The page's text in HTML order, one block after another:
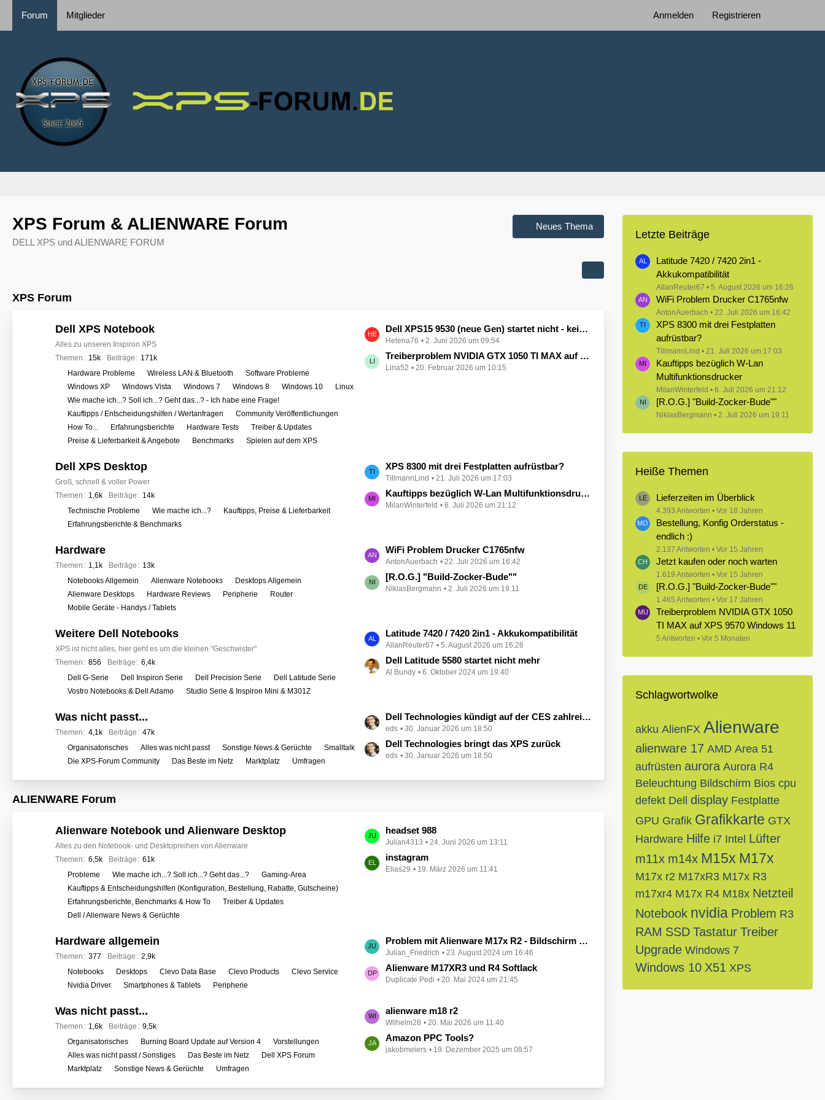
Forum Mitglieder Anmelden Registrieren
XPS Forum & ALIENWARE Forum
DELL XPS und ALIENWARE FORUM
Neues Thema
XPS Forum
Dell XPS Notebook
Alles zu unseren Inspiron XPS
Themen
15k Beiträge 171k
L
e
t
z
r
ä
g
e
Dell XPS15 9530 (neue Gen) startet nicht - kein booten, kein Licht - nichts tut sich - hat jemand eine Idee wie man ihn zum Leben erwecken könnte?
Helena76 2. Juni 2026 um 09:54
Treiberproblem NVIDIA GTX 1050 TI MAX auf XPS 9570 Windows 11
Lina52 20. Februar 2026 um 10:15
r
e
n
Hardware Probleme Wireless LAN & Bluetooth
Software Probleme
Windows XP
Windows Vista Windows 7 Windows 8 Windows 10
Linux
Wie mache ich...? Soll ich...? Geht das...? - Ich habe eine Frage!
Kauftipps / Entscheidungshilfen / Wertanfragen
Community Veröffentlichungen
How To...
Erfahrungsberichte Hardware Tests
Treiber & Updates
Preise & Lieferbarkeit & Angebote
Benchmarks Spielen auf dem XPS
Dell XPS Desktop
Groß, schnell & voller Power
Themen
1,6k Beiträge 14k
L
e
t
z
B
e
t
e
XPS 8300 mit drei Festplatten aufrüstbar?
TillmannLind 21. Juli 2026 um 17:03
Kauftipps bezüglich W-Lan Multifunktionsdrucker
MilanWinterfeld 6. Juli 2026 um 21:12
e
r
n
Technische Probleme Wie mache ich...?
Kauftipps, Preise & Lieferbarkeit
Erfahrungsberichte & Benchmarks
Hardware
Themen 1,1k Beiträge 13k
L
e
t
z
B
e
t
e
WiFi Problem Drucker C1765nfw
AntonAuerbach 22. Juli 2026 um 16:42
[R.O.G.] "Build-Zocker-Bude""
NiklasBergmann 2. Juli 2026 um 19:11
r
f
o
Notebooks Allgemein Alienware Notebooks
Desktops Allgemein
Alienware Desktops
Hardware Reviews Peripherie
Router
Mobile Geräte - Handys / Tablets
Weitere Dell Notebooks
XPS ist nicht alles, hier geht es um die kleinen "Geschwister"
Themen
856 Beiträge 6,4k
L
e
t
z
B
e
t
ä
Latitude 7420 / 7420 2in1 - Akkukompatibilität
AllanReuter67 5. August 2026 um 16:26
Dell Latitude 5580 startet nicht mehr
Al Bundy 6. Oktober 2024 um 19:40
e
r
n
Dell G-Serie Dell Inspiron Serie Dell Precision Serie
Dell Latitude Serie
Vostro Notebooks & Dell Adamo
Studio Serie & Inspiron Mini & M301Z
Was nicht passt...
Themen 4,1k Beiträge 47k
L
e
t
z
t
ä
Dell Technologies kündigt auf der CES zahlreiche Alienware-Neuheiten an
eds 30. Januar 2026 um 18:50
Dell Technologies bringt das XPS zurück
eds 30. Januar 2026 um 18:50
r
o
r
e
Organisatorisches Alles was nicht passt Sonstige News & Gerüchte
Smalltalk
Die XPS-Forum Community
Das Beste im Netz Marktplatz Umfragen
ALIENWARE Forum
Alienware Notebook und Alienware Desktop
Alles zu den Notebook- und Desktopreihen von Alienware
Themen
6,5k Beiträge 61k
L
e
t
z
t
r
ä
headset 988
Julian4313 24. Juni 2026 um 13:11
instagram
Elias29 19. März 2026 um 11:41
f
o
Probleme Wie mache ich...? Soll ich...? Geht das...?
Gaming-Area
Kauftipps & Entscheidungshilfen (Konfiguration, Bestellung, Rabatte, Gutscheine)
Erfahrungsberichte, Benchmarks & How To
Treiber & Updates
Dell / Alienware News & Gerüchte
Hardware allgemein
Themen 377 Beiträge 2,9k
L
e
t
z
e
B
e
i
ä
Problem mit Alienware M17x R2 - Bildschirm bleibt schwarz beim Start
Julian_Friedrich 23. August 2024 um 16:46
Alienware M17XR3 und R4 Softlack
Duplicate Pedi 20. Mai 2024 um 21:45
e
r
Notebooks Desktops Clevo Data Base Clevo Products
Clevo Service
Nvidia Driver
Smartphones & Tablets Peripherie
Was nicht passt...
Themen 1,6k Beiträge 9,5k
L
e
t
z
alienware m18 r2
Wilhelm28 20. Mai 2026 um 11:40
Amazon PPC Tools?
jakobmeiers 19. Dezember 2025 um 08:57
Organisatorisches Burning Board Update auf Version 4
Vorstellungen
Alles was nicht passt / Sonstiges
Das Beste im Netz
Dell XPS Forum
Marktplatz
Sonstige News & Gerüchte Umfragen
Letzte Beiträge
Latitude 7420 / 7420 2in1 -
Akkukompatibilität
AllanReuter67 5. August 2026 um 16:26
WiFi Problem Drucker C1765nfw
AntonAuerbach 22. Juli 2026 um 16:42
XPS 8300 mit drei Festplatten
aufrüstbar?
TillmannLind 21. Juli 2026 um 17:03
Kauftipps bezüglich W-Lan
Multifunktionsdrucker
MilanWinterfeld 6. Juli 2026 um 21:12
[R.O.G.] "Build-Zocker-Bude""
NiklasBergmann 2. Juli 2026 um 19:11
Heiße Themen
Lieferzeiten im Überblick
4.393 Antworten Vor 18 Jahren
Bestellung, Konfig Orderstatus -
endlich :)
2.137 Antworten Vor 15 Jahren
Jetzt kaufen oder noch warten
1.619 Antworten Vor 15 Jahren
[R.O.G.] "Build-Zocker-Bude""
1.465 Antworten Vor 17 Jahren
Treiberproblem NVIDIA GTX 1050
TI MAX auf XPS 9570 Windows 11
5 Antworten Vor 5 Monaten
Schlagwortwolke
akku AlienFX Alienware
alienware 17 AMD Area 51
aufrüsten aurora Aurora R4
Beleuchtung Bildschirm Bios cpu
defekt Dell display Festplatte
GPU Grafik Grafikkarte GTX
Hardware Hilfe i7 Intel Lüfter
m11x m14x M15x M17x
M17x r2 M17xR3 M17x R3
m17xr4 M17x R4 M18x Netzteil
Notebook nvidia Problem R3
RAM SSD Tastatur Treiber
Upgrade Windows 7
Windows 10 X51 XPS